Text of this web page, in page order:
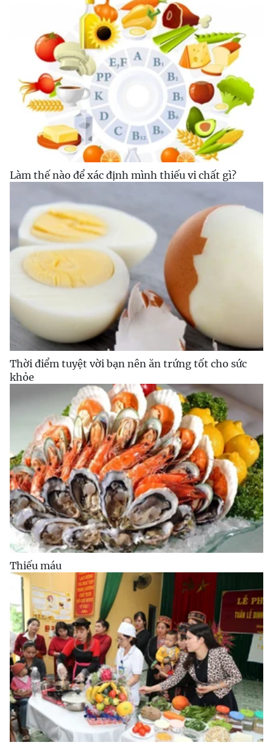
Làm thế nào để xác định mình thiếu vi chất gì?
Thời điểm tuyệt vời bạn nên ăn trứng tốt cho sức
khỏe
Thiếu máu